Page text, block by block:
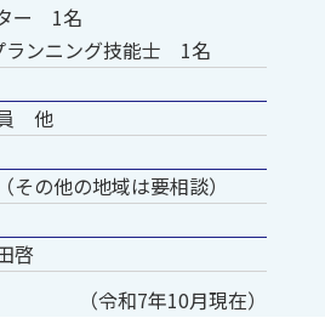
ー 1名
ランニング技能士 1名
員 他
の他の地域は要相談）
啓
（令和7年10月現在）